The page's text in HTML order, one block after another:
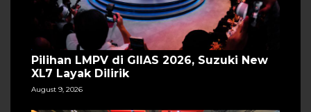
Pilihan LMPV di GIIAS 2026, Suzuki New
XL7 Layak Dilirik
August 9, 2026